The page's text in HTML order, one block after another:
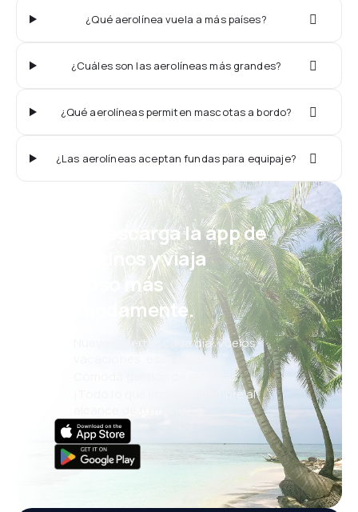
¿Qué aerolínea vuela a más países?
¿Cuáles son las aerolíneas más grandes?
¿Qué aerolíneas permiten mascotas a bordo?
¿Las aerolíneas aceptan fundas para equipaje?
¡Eh! Descarga la app de
eDestinos y viaja
incluso más
cómodamente.
Nuevas ofertas cada día: vuelos,
vacaciones, escapadas
Cómoda gestión de reservas
¡Todo lo que importa, siempre al